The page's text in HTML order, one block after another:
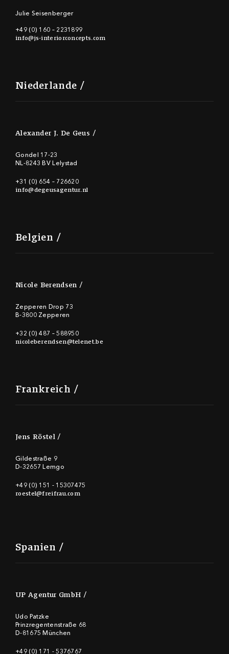
Julie Seisenberger
+49 (0) 160 – 2231899
info@js-interiorconcepts.com
Niederlande
Alexander J. De Geus
Gondel 17-23
NL-8243 BV Lelystad
+31 (0) 654 – 726620
info@degeusagentur.nl
Belgien
Nicole Berendsen
Zepperen Drop 73
B-3800 Zepperen
+32 (0) 487 – 588950
nicoleberendsen@telenet.be
Frankreich
Jens Röstel
Gildestraße 9
D-32657 Lemgo
+49 (0) 151 - 15307475
roestel@freifrau.com
Spanien
UP Agentur GmbH
Udo Patzke
Prinzregentenstraße 68
D-81675 München
+49 (0) 171 - 5376767